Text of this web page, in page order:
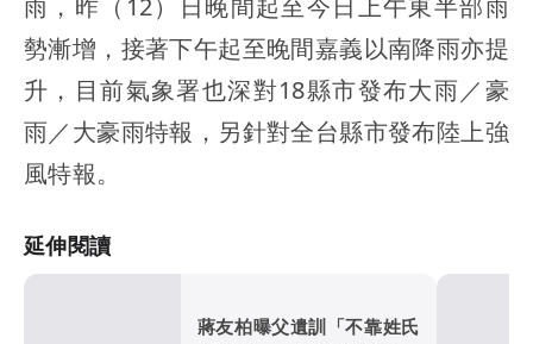
勢漸增，接著下午起至晚間嘉義以南降雨亦提
升，目前氣象署也深對18縣市發布大雨／豪
雨／大豪雨特報，另針對全台縣市發布陸上強
風特報。
延伸閱讀
蔣友柏曝父遺訓「不靠姓氏